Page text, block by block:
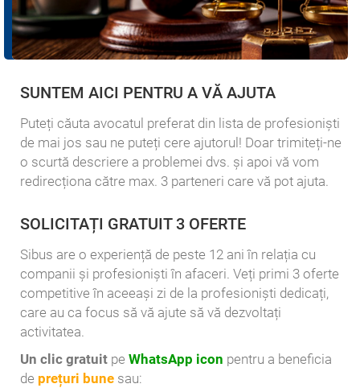
SUNTEM AICI PENTRU A VĂ AJUTA
Puteți căuta avocatul preferat din lista de profesioniști
de mai jos sau ne puteți cere ajutorul! Doar trimiteți-ne
o scurtă descriere a problemei dvs. și apoi vă vom
redirecționa către max. 3 parteneri care vă pot ajuta.
SOLICITAȚI GRATUIT 3 OFERTE
Sibus are o experiență de peste 12 ani în relația cu
companii și profesioniști în afaceri. Veți primi 3 oferte
competitive în aceeași zi de la profesioniști dedicați,
care au ca focus să vă ajute să vă dezvoltați
activitatea.
Un clic gratuit pe WhatsApp icon pentru a beneficia
de prețuri bune sau: